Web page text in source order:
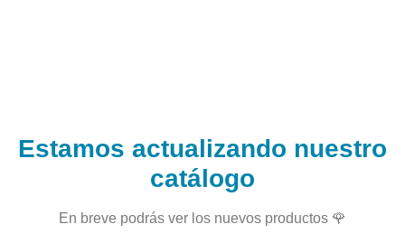
Estamos actualizando nuestro
catálogo
En breve podrás ver los nuevos productos 🌹